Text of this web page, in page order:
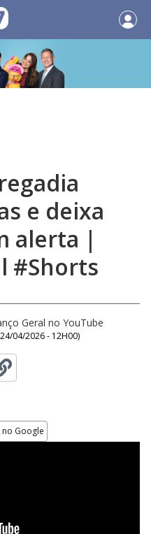
e deixa
alerta |
#Shorts
Geral no YouTube
24/04/2026 - 12H00)
Google